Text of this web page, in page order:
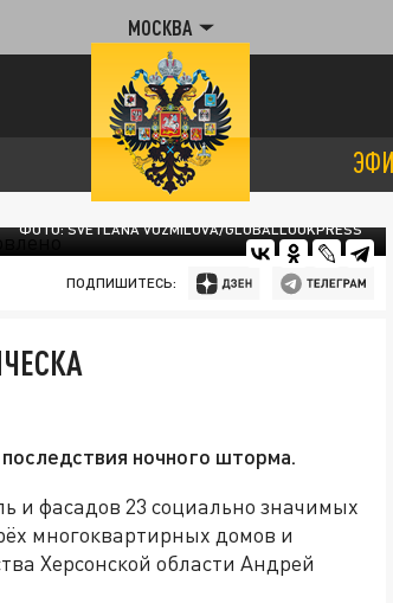
МОСКВА
ФОТО: SVETLANA VOZMILOVA/GLOBALLOOKPRESS
ПОДПИШИТЕСЬ:
ночного шторма.
и фасадов 23 социально значимых
многоквартирных домов и
Херсонской области Андрей